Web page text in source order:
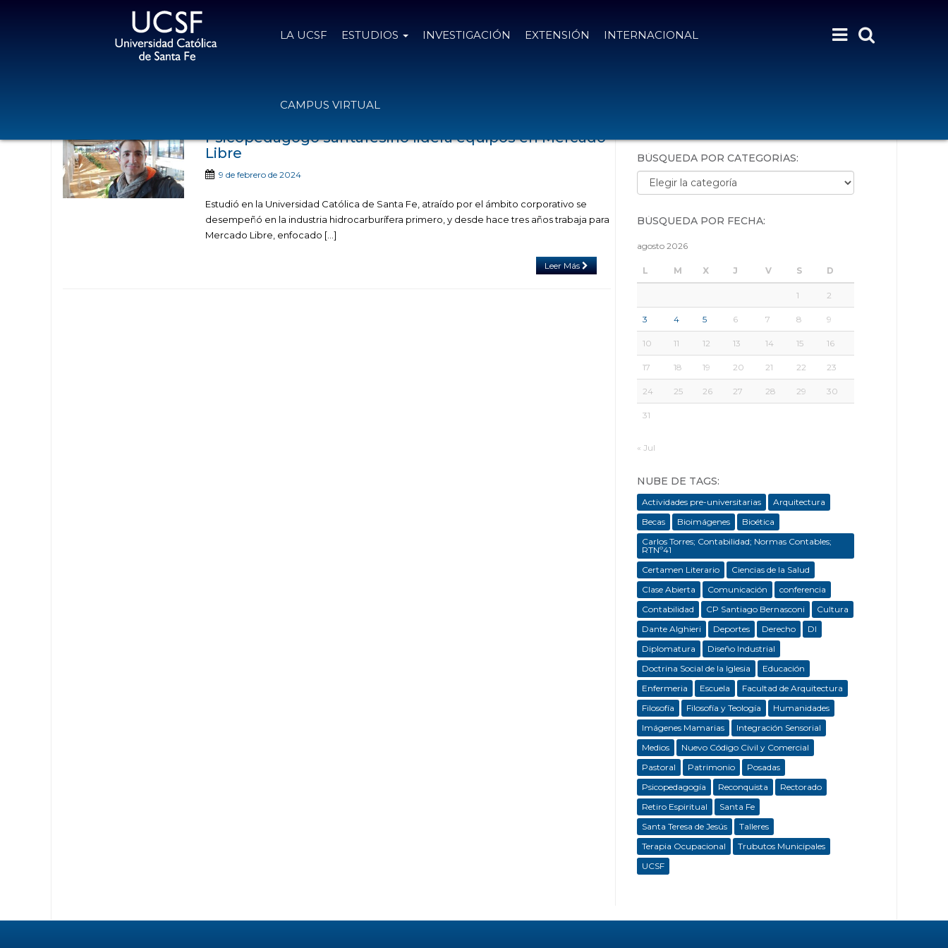
LA UCSF ESTUDIOS INVESTIGACIÓN EXTENSIÓN INTERNACIONAL
CAMPUS VIRTUAL
Psicopedagogo santafesino lidera equipos en Mercado
Libre
9 de febrero de 2024
Estudió en la Universidad Católica de Santa Fe, atraído por el ámbito corporativo se
desempeñó en la industria hidrocarburífera primero, y desde hace tres años trabaja para
Mercado Libre, enfocado […]
Leer Más
BÚSQUEDA POR CATEGORÍAS:
Búsqueda por categorías:
BÚSQUEDA POR FECHA:
agosto 2026
L M X J V S D
1 2
3 4 5 6 7 8 9
10 11 12 13 14 15 16
17 18 19 20 21 22 23
24 25 26 27 28 29 30
31
« Jul
NUBE DE TAGS:
Actividades pre-universitarias
Arquitectura
Becas
Bioimágenes
Bioética
Carlos Torres; Contabilidad; Normas Contables;
RTNº41
Certamen Literario
Ciencias de la Salud
Clase Abierta
Comunicación
conferencia
Contabilidad
CP Santiago Bernasconi
Cultura
Dante Alghieri
Deportes Derecho
DI
Diplomatura
Diseño Industrial
Doctrina Social de la Iglesia
Educación
Enfermeria
Escuela
Facultad de Arquitectura
Filosofía
Filosofía y Teología
Humanidades
Imágenes Mamarias
Integración Sensorial
Medios
Nuevo Código Civil y Comercial
Pastoral
Patrimonio
Posadas
Psicopedagogía
Reconquista
Rectorado
Retiro Espiritual
Santa Fe
Santa Teresa de Jesús
Talleres
Terapia Ocupacional
Trubutos Municipales
UCSF